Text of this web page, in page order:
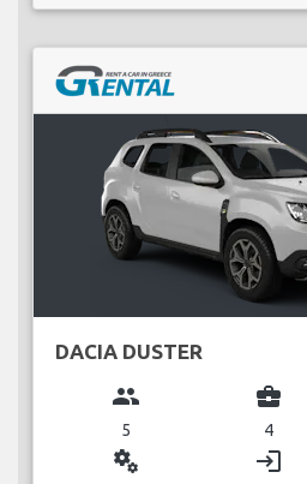
DACIA DUSTER
group
5
business_center
4
miscellaneous_services login